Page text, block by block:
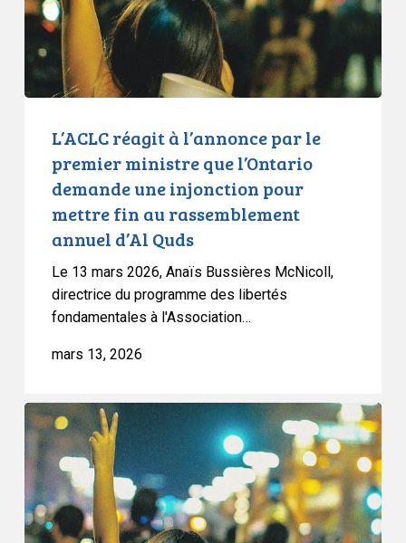
premier
ministre
que
l’Ontario
mettre
rassemblement
annuel
L’ACLC réagit à l’annonce par le
premier ministre que l’Ontario
demande une injonction pour
mettre fin au rassemblement
annuel d’Al Quds
Le 13 mars 2026, Anaïs Bussières McNicoll,
directrice du programme des libertés
fondamentales à l'Association…
mars 13, 2026
Projet
de
loi
13
:
l’ACLC,